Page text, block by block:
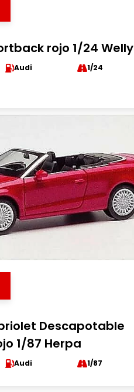
rojo 1/24 Welly
Audi 1/24
Descapotable
1/87 Herpa
Audi 1/87